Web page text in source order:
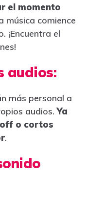
el momento
música comience
¡Encuentra el
audios:
más personal a
audios.Ya
o cortos
.